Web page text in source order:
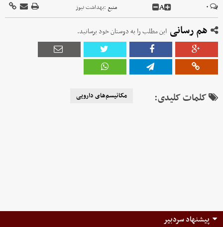
۰ A منبع :بهداشت نیوز
هم رسانی این مطلب را به دوستان خود برسانید.
کلمات کلیدی: مکانیسم‌های دارویی
پیشنهاد سردبیر